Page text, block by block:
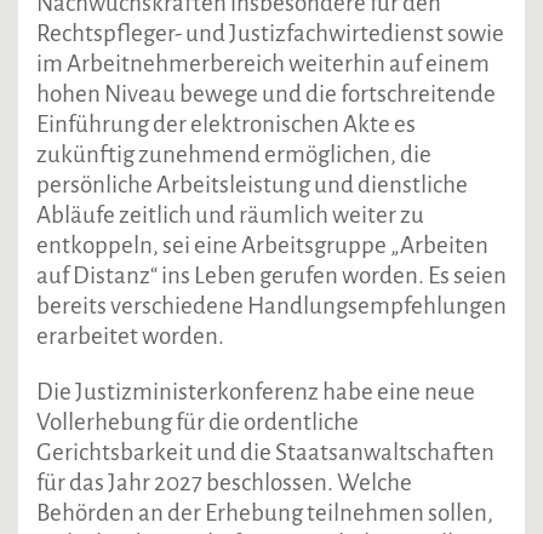
Rechtspfleger- und Justizfachwirtedienst sowie
im Arbeitnehmerbereich weiterhin auf einem
hohen Niveau bewege und die fortschreitende
Einführung der elektronischen Akte es
zukünftig zunehmend ermöglichen, die
persönliche Arbeitsleistung und dienstliche
Abläufe zeitlich und räumlich weiter zu
entkoppeln, sei eine Arbeitsgruppe „Arbeiten
auf Distanz“ ins Leben gerufen worden. Es seien
bereits verschiedene Handlungsempfehlungen
erarbeitet worden.
Die Justizministerkonferenz habe eine neue
Vollerhebung für die ordentliche
Gerichtsbarkeit und die Staatsanwaltschaften
für das Jahr 2027 beschlossen. Welche
Behörden an der Erhebung teilnehmen sollen,